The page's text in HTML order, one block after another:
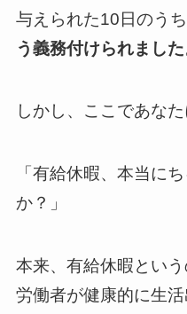
与えられた10日のうち
う義務付けられました
しかし、ここであな
「有給休暇、本当に
か？」
本来、有給休暇という
労働者が健康的に生